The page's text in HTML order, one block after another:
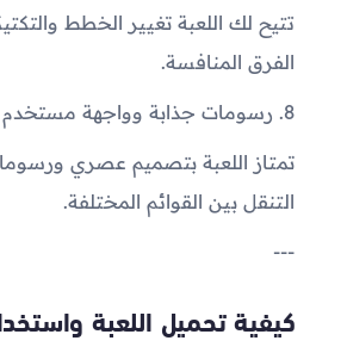
تتيح لك اللعبة تغيير الخطط
الفرق المنافسة.
8. رسومات جذابة وواجهة مستخدم سهلة
تمتاز اللعبة بتصميم عصري
التنقل بين القوائم المختلفة.
---
كيفية تحميل اللعبة